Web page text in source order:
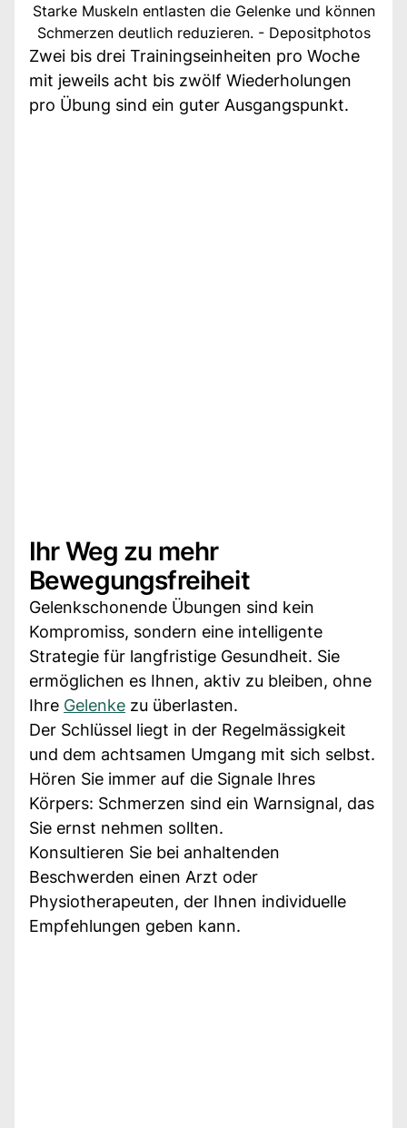
Starke Muskeln entlasten die Gelenke und können
Schmerzen deutlich reduzieren. - Depositphotos
Zwei bis drei Trainingseinheiten pro Woche
mit jeweils acht bis zwölf Wiederholungen
pro Übung sind ein guter Ausgangspunkt.
Ihr Weg zu mehr
Bewegungsfreiheit
Gelenkschonende Übungen sind kein
Kompromiss, sondern eine intelligente
Strategie für langfristige Gesundheit. Sie
ermöglichen es Ihnen, aktiv zu bleiben, ohne
Ihre Gelenke zu überlasten.
Der Schlüssel liegt in der Regelmässigkeit
und dem achtsamen Umgang mit sich selbst.
Hören Sie immer auf die Signale Ihres
Körpers: Schmerzen sind ein Warnsignal, das
Sie ernst nehmen sollten.
Konsultieren Sie bei anhaltenden
Beschwerden einen Arzt oder
Physiotherapeuten, der Ihnen individuelle
Empfehlungen geben kann.